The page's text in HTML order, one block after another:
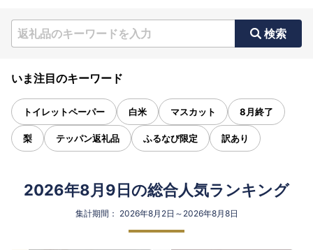
検索
いま注目のキーワード
トイレットペーパー 白米 マスカット 8月終了
梨 テッパン返礼品 ふるなび限定 訳あり
2026年8月9日の総合人気ランキング
集計期間： 2026年8月2日～2026年8月8日